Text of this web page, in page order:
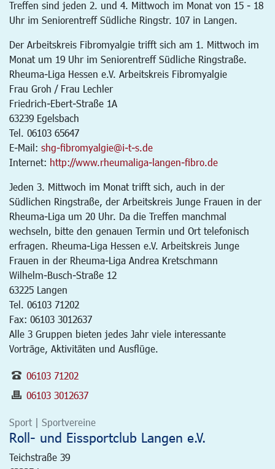
Treffen sind jeden 2. und 4. Mittwoch im Monat von 15 - 18
Uhr im Seniorentreff Südliche Ringstr. 107 in Langen.
Der Arbeitskreis Fibromyalgie trifft sich am 1. Mittwoch im
Monat um 19 Uhr im Seniorentreff Südliche Ringstraße.
Rheuma-Liga Hessen e.V. Arbeitskreis Fibromyalgie
Frau Groh / Frau Lechler
Friedrich-Ebert-Straße 1A
63239 Egelsbach
Tel. 06103 65647
E-Mail: shg-fibromyalgie@i-t-s.de
Internet: http://www.rheumaliga-langen-fibro.de
Jeden 3. Mittwoch im Monat trifft sich, auch in der
Südlichen Ringstraße, der Arbeitskreis Junge Frauen in der
Rheuma-Liga um 20 Uhr. Da die Treffen manchmal
wechseln, bitte den genauen Termin und Ort telefonisch
erfragen. Rheuma-Liga Hessen e.V. Arbeitskreis Junge
Frauen in der Rheuma-Liga Andrea Kretschmann
Wilhelm-Busch-Straße 12
63225 Langen
Tel. 06103 71202
Fax: 06103 3012637
Alle 3 Gruppen bieten jedes Jahr viele interessante
Vorträge, Aktivitäten und Ausflüge.
06103 71202
06103 3012637
Sport | Sportvereine
Roll- und Eissportclub Langen e.V.
Teichstraße 39